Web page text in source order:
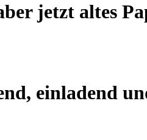
jetzt altes
einladend